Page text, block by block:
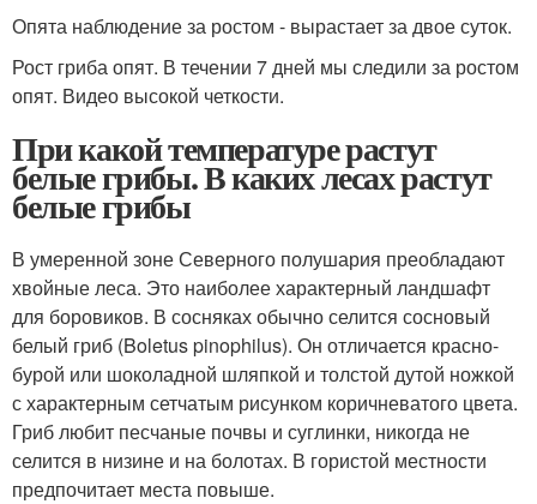
Опята наблюдение за ростом - вырастает за двое суток.
Рост гриба опят. В течении 7 дней мы следили за ростом
опят. Видео высокой четкости.
При какой температуре растут
белые грибы. В каких лесах растут
белые грибы
В умеренной зоне Северного полушария преобладают
хвойные леса. Это наиболее характерный ландшафт
для боровиков. В сосняках обычно селится сосновый
белый гриб (Boletus pinophilus). Он отличается красно-
бурой или шоколадной шляпкой и толстой дутой ножкой
с характерным сетчатым рисунком коричневатого цвета.
Гриб любит песчаные почвы и суглинки, никогда не
селится в низине и на болотах. В гористой местности
предпочитает места повыше.